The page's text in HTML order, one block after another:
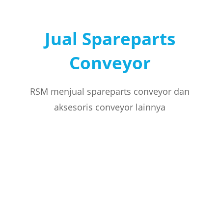
Jual Spareparts
Conveyor
RSM menjual spareparts conveyor dan
aksesoris conveyor lainnya